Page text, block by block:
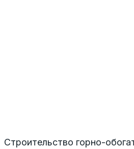
Строительство горно-